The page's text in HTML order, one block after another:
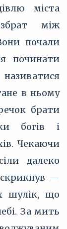
міста
між
почали
починати
в ньому
брати
богів і
Чекаючи
далеко
скрикнув —
шулік, що
За мить